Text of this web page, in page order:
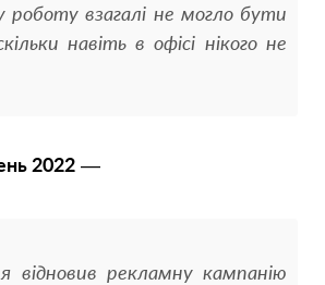
роботу взагалі не могло бути
навіть в офісі нікого не
2022 —
відновив рекламну кампанію